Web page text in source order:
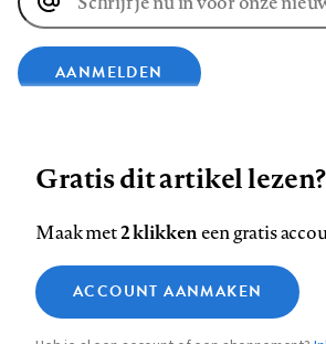
E-
mailadres
AANMELDEN
op
Facebook
op
LinkedIn
op
Bluesky
ons
op
InstagramYouTube
Footer
Contact Colofon Disclaimer Privacy
Medische
betrouwbare
Zie onze cookie policy
Analytische cookies
Gratis dit artikel lezen?
Maak met2 klikkeneen gratis
ACCOUNT AANMAKEN